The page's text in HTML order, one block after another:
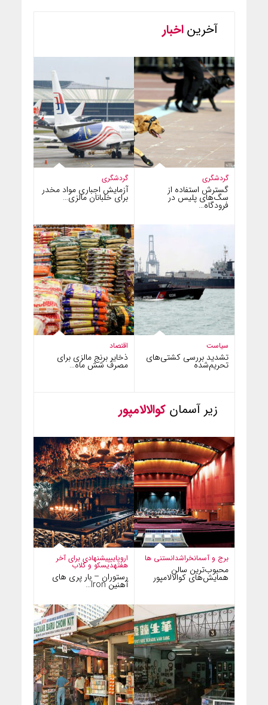
آخریناخبار
گردشگری
آزمایش اجباری مواد مخدر
برای خلبانان مالزی…
گردشگری
گسترش استفاده از
سگ‌های پلیس در
فرودگاه…
اقتصاد
ذخایر برنج مالزی برای
مصرف شش ماه…
سیاست
تشدید بررسی کشتی‌های
تحریم‌شده
زیر آسمان کوالالامپور
اروپاییپیشنهادی برای آخر
هفتهدیسکو و کلاب
رستوران – بار پری های
آهنین Iron…
برج و آسمانخراشدانستنی ها
محبوب‌ترین سالن
همایش‌های کوالالامپور